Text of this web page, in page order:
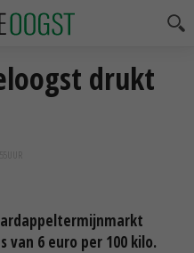
drukt
van 6 euro per 100 kilo.